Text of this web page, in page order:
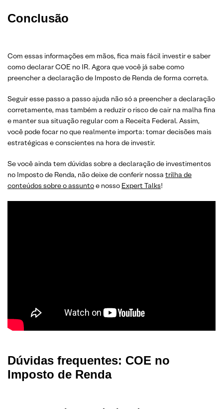
Conclusão
Com essas informações em mãos, fica mais fácil investir e saber
como declarar COE no IR. Agora que você já sabe como
preencher a declaração de Imposto de Renda de forma correta.
Seguir esse passo a passo ajuda não só a preencher a declaração
corretamente, mas também a reduzir o risco de cair na malha fina
e manter sua situação regular com a Receita Federal. Assim,
você pode focar no que realmente importa: tomar decisões mais
estratégicas e conscientes na hora de investir.
Se você ainda tem dúvidas sobre a declaração de investimentos
no Imposto de Renda, não deixe de conferir nossa trilha de
conteúdos sobre o assuntoe nosso Expert Talks!
Dúvidas frequentes: COE no
Imposto de Renda